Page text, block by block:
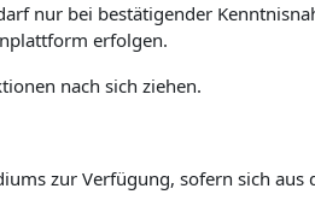
nur bei bestätigender
erfolgen.
nach sich ziehen.
zur Verfügung, sofern sich aus